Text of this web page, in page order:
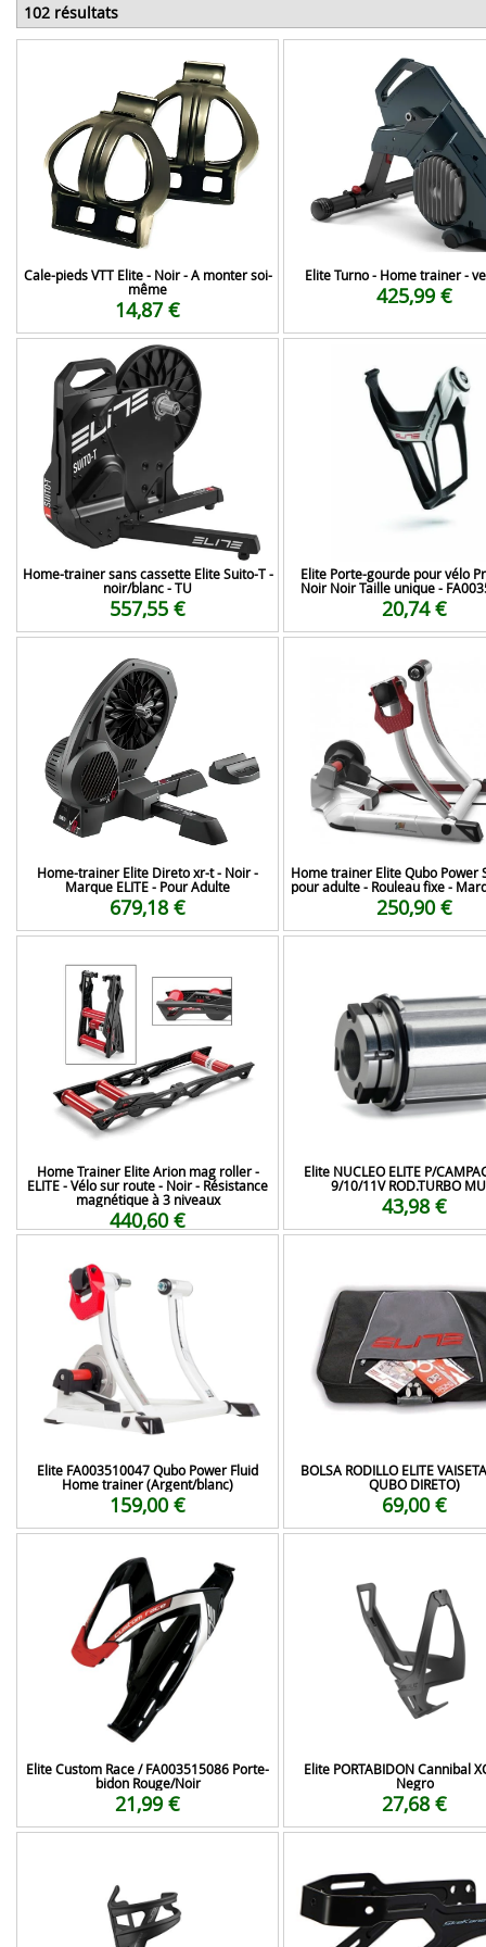
102 résultats
Cale-pieds VTT Elite - Noir - A monter soi-
même
14,87 €
Elite Turno - Home trainer -
425,99 €
Home-trainer sans cassette Elite Suito-T -
noir/blanc - TU
557,55 €
Elite Porte-gourde pour vélo
Noir Noir Taille unique -
20,74 €
Home-trainer Elite Direto xr-t - Noir -
Marque ELITE - Pour Adulte
679,18 €
Home trainer Elite Qubo Power
pour adulte - Rouleau fixe -
250,90 €
Home Trainer Elite Arion mag roller -
ELITE - Vélo sur route - Noir - Résistance
magnétique à 3 niveaux
440,60 €
Elite NUCLEO ELITE P/
9/10/11V ROD.TURBO
43,98 €
Elite FA003510047 Qubo Power Fluid
Home trainer (Argent/blanc)
159,00 €
BOLSA RODILLO ELITE
QUBO DIRETO)
69,00 €
Elite Custom Race / FA003515086 Porte-
bidon Rouge/Noir
21,99 €
Elite PORTABIDON Cannibal
Negro
27,68 €